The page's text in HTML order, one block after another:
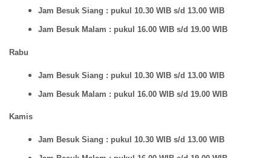
Jam Besuk Siang : pukul 10.30 WIB s/d 13.00 WIB
Jam Besuk Malam : pukul 16.00 WIB s/d 19.00 WIB
Rabu
Jam Besuk Siang : pukul 10.30 WIB s/d 13.00 WIB
Jam Besuk Malam : pukul 16.00 WIB s/d 19.00 WIB
Kamis
Jam Besuk Siang : pukul 10.30 WIB s/d 13.00 WIB